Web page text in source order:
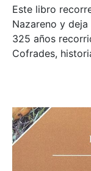
Este libro
Nazareno y
325 años
Cofrades,